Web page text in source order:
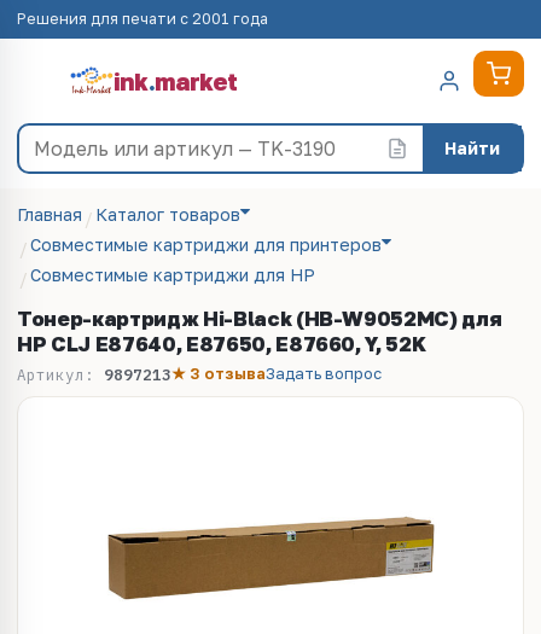
Решения для печати с 2001 года
ink.market
Найти
Главная
Каталог товаров
Совместимые картриджи для принтеров
Совместимые картриджи для HP
Тонер-картридж Hi-Black (HB-W9052MC) для
HP CLJ E87640, E87650, E87660, Y, 52K
Артикул: 9897213★ 3 отзываЗадать вопрос